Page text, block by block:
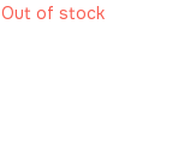
Out of stock